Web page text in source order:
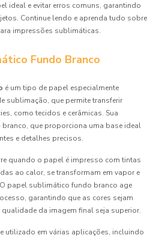
ideal e evitar erros comuns, garantindo
Continue lendo e aprenda tudo sobre
impressões sublimáticas.
Fundo Branco
é um tipo de papel especialmente
sublimação, que permite transferir
como tecidos e cerâmicas. Sua
que proporciona uma base ideal
e detalhes precisos.
quando o papel é impresso com tintas
ao calor, se transformam em vapor e
papel sublimático fundo branco age
garantindo que as cores sejam
da imagem final seja superior.
utilizado em várias aplicações, incluindo